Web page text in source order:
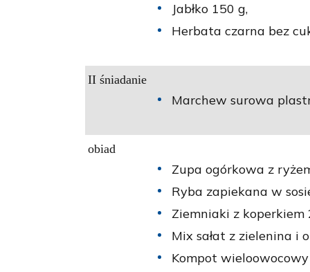
Jabłko 150 g,
Herbata czarna bez
II śniadanie
Marchew surowa
obiad
Zupa ogórkowa z
Ryba zapiekana w
Ziemniaki z koperkiem
Mix sałat z zielenina i
Kompot wieloowocowy